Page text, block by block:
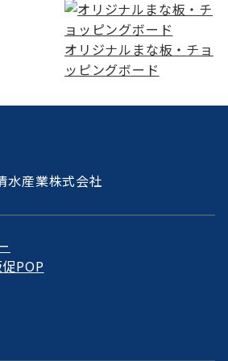
オリジナルまな板・チョ
ッピングボード
水産業株式会社
POP